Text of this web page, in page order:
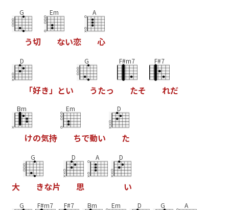
G
う切
Em
ない恋
A
心
D
「好き」 とい
G
うたっ
F#m7
たそ
F#7
れだ
Bm
けの気持
Em
ちで動い
D
た
大
G
きな片
D
思
A D
い
G F#m7 F#7 Bm Em D G A